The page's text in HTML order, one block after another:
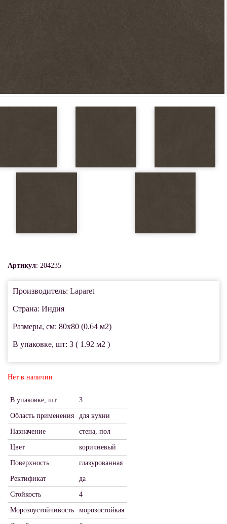
Артикул: 204235
Производитель: Laparet
Страна: Индия
Размеры, см: 80x80 (0.64 м2)
В упаковке, шт: 3 ( 1.92 м2 )
Нет в наличии
В упаковке, шт 3
Область применения для кухни
Назначение стена, пол
Цвет коричневый
Поверхность глазурованная
Ректификат да
Стойкость 4
Морозоустойчивость морозостойкая